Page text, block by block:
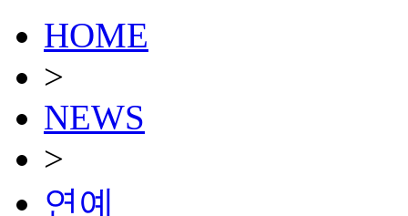
HOME
>
NEWS
>
연예